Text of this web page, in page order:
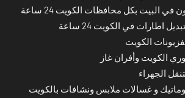
البيت بكل محافظات الكويت 24 ساعة
اطارات في الكويت 24 ساعة
الكويت
الكويت وأفران غاز
الجهراء
و غسالات ملابس ونشافات بالكويت